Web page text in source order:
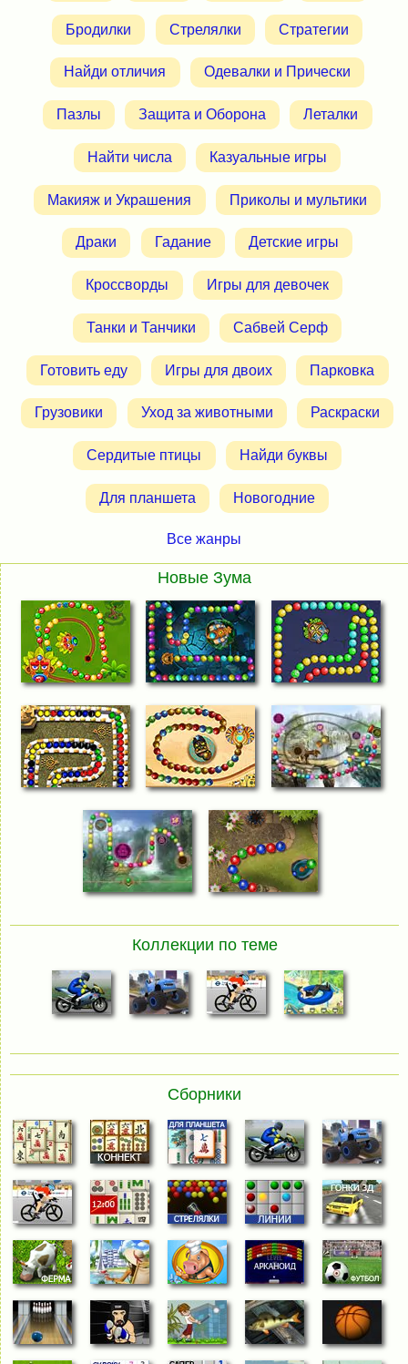
Бродилки Стрелялки Стратегии
Найди отличия Одевалки и Прически
Пазлы Защита и Оборона Леталки
Найти числа Казуальные игры
Макияж и Украшения Приколы и мультики
Драки Гадание Детские игры
Кроссворды Игры для девочек
Танки и Танчики Сабвей Серф
Готовить еду Игры для двоих Парковка
Грузовики Уход за животными Раскраски
Сердитые птицы Найди буквы
Для планшета Новогодние
Все жанры
Новые Зума
Коллекции по теме
Сборники